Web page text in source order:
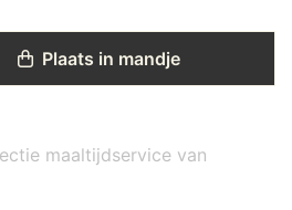
Plaats in mandje
maaltijdservice van